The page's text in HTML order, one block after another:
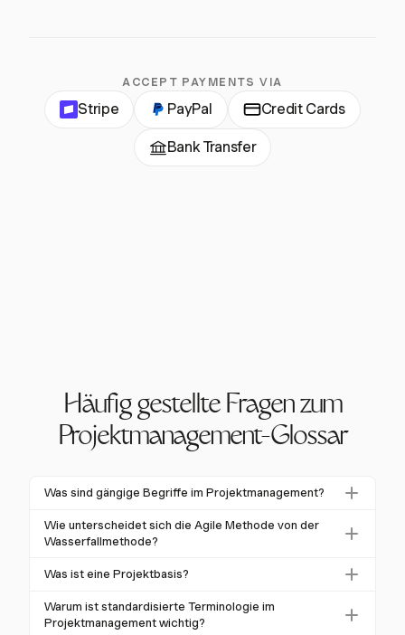
ACCEPT PAYMENTS VIA
Stripe PayPal Credit Cards
Bank Transfer
Häufig gestellte Fragen zum
Projektmanagement-Glossar
Was sind gängige Begriffe im Projektmanagement?
Gängige Begriffe im Projektmanagement sind "Basis",
"Stakeholder", "Liefergegenstand", "Umfang" und
hilft, klare Kommunikation und Projekterfolg
sicherzustellen.
Wie unterscheidet sich die Agile Methode von der
Wasserfallmethode?
Agile ist iterativ und flexibel, was schnelle
und sequenziell ist, am besten für Projekte mit
stabilen Anforderungen. Agile ist in der
Was ist eine Projektbasis?
Eine Projektbasis ist der genehmigte Ausgangspunkt
für den Umfang, den Zeitplan und das Budget eines
Warum ist standardisierte Terminologie im
Projektmanagement wichtig?